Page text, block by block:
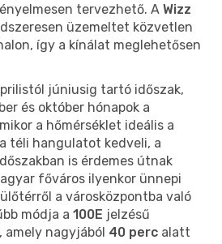
tervezhető. A Wizz
üzemeltet közvetlen
így a kínálat meglehetősen
júniusig tartó időszak,
és október hónapok a
a hőmérséklet ideális a
téli hangulatot kedveli, a
is érdemes útnak
főváros ilyenkor ünnepi
a városközpontba való
módja a 100E jelzésű
amely nagyjából 40 perc alatt